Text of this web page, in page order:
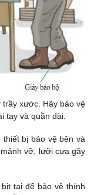
trầy xước. Hãy bảo vệ
tay và quần dài.
bị bảo vệ bên và
vỡ, lưỡi cưa gãy
tai để bảo vệ thính